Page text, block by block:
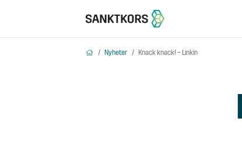
HemNyheter Knack knack! – Linkin